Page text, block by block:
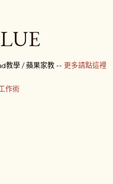
教學 / 蘋果家教 -- 更多請點這裡
作術